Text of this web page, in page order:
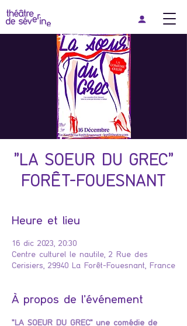
"LA SOEUR DU GREC"
FORÊT-FOUESNANT
Heure et lieu
16 dic 2023, 20:30
Centre culturel le nautile, 2 Rue des
Cerisiers, 29940 La Forêt-Fouesnant, France
À propos de l'événement
"LA SOEUR DU GREC" une comédie de